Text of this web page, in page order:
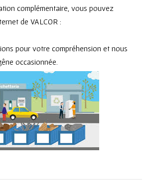
complémentaire, vous pouvez
de VALCOR :
pour votre compréhension et nous
occasionnée.